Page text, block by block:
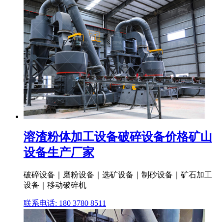
溶渣粉体加工设备破碎设备价格矿山
设备生产厂家
破碎设备｜磨粉设备｜选矿设备｜制砂设备｜矿石加工
设备｜移动破碎机
联系电话: 180 3780 8511